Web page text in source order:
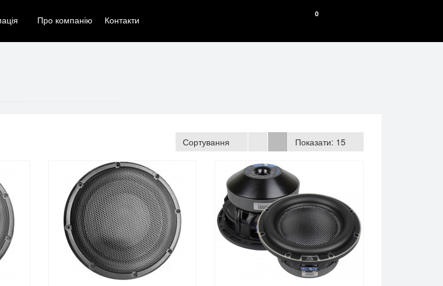
Контакти
Сортування Показати: 15